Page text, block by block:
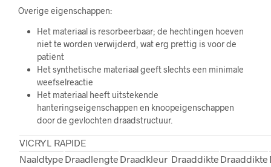
Overige eigenschappen:
Het materiaal is resorbeerbaar; de hechtingen hoeven
niet te worden verwijderd, wat erg prettig is voor de
patiënt
Het synthetische materiaal geeft slechts een minimale
weefselreactie
Het materiaal heeft uitstekende
hanteringseigenschappen en knoopeigenschappen
door de gevlochten draadstructuur.
VICRYL RAPIDE
Naaldtype Draadlengte Draadkleur Draaddikte Draaddikte